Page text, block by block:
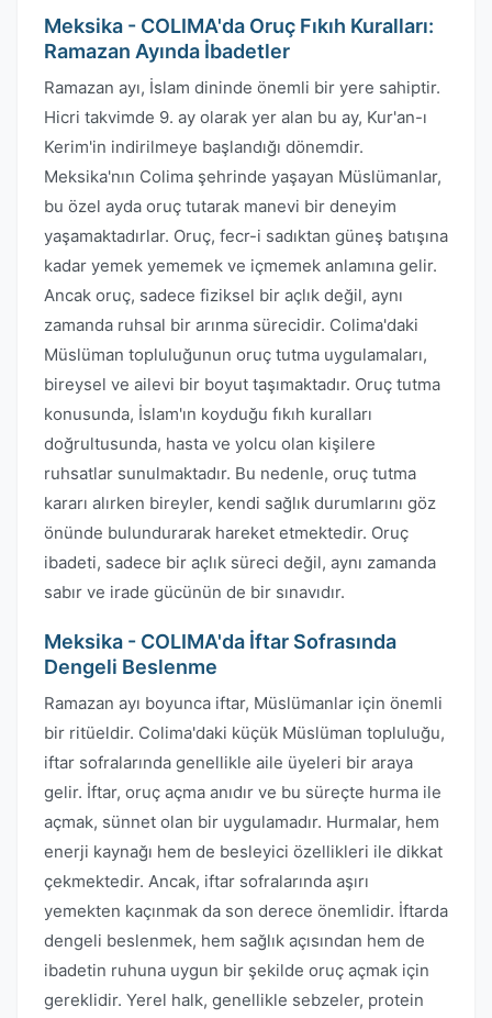
Meksika - COLIMA'da Oruç Fıkıh Kuralları:
Ramazan Ayında İbadetler
Ramazan ayı, İslam dininde önemli bir yere sahiptir.
Hicri takvimde 9. ay olarak yer alan bu ay, Kur'an-ı
Kerim'in indirilmeye başlandığı dönemdir.
Meksika'nın Colima şehrinde yaşayan Müslümanlar,
bu özel ayda oruç tutarak manevi bir deneyim
yaşamaktadırlar. Oruç, fecr-i sadıktan güneş batışına
kadar yemek yememek ve içmemek anlamına gelir.
Ancak oruç, sadece fiziksel bir açlık değil, aynı
zamanda ruhsal bir arınma sürecidir. Colima'daki
Müslüman topluluğunun oruç tutma uygulamaları,
bireysel ve ailevi bir boyut taşımaktadır. Oruç tutma
konusunda, İslam'ın koyduğu fıkıh kuralları
doğrultusunda, hasta ve yolcu olan kişilere
ruhsatlar sunulmaktadır. Bu nedenle, oruç tutma
kararı alırken bireyler, kendi sağlık durumlarını göz
önünde bulundurarak hareket etmektedir. Oruç
ibadeti, sadece bir açlık süreci değil, aynı zamanda
sabır ve irade gücünün de bir sınavıdır.
Meksika - COLIMA'da İftar Sofrasında
Dengeli Beslenme
Ramazan ayı boyunca iftar, Müslümanlar için önemli
bir ritüeldir. Colima'daki küçük Müslüman topluluğu,
iftar sofralarında genellikle aile üyeleri bir araya
gelir. İftar, oruç açma anıdır ve bu süreçte hurma ile
açmak, sünnet olan bir uygulamadır. Hurmalar, hem
enerji kaynağı hem de besleyici özellikleri ile dikkat
çekmektedir. Ancak, iftar sofralarında aşırı
yemekten kaçınmak da son derece önemlidir. İftarda
dengeli beslenmek, hem sağlık açısından hem de
ibadetin ruhuna uygun bir şekilde oruç açmak için
gereklidir. Yerel halk, genellikle sebzeler, protein